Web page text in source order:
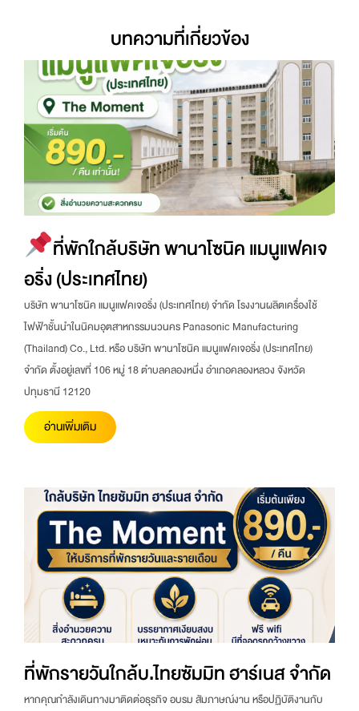
บทความที่เกี่ยวข้อง
ที่พักใกล้บริษัท พานาโซนิค แมนูแฟคเจ
อริ่ง (ประเทศไทย)
บริษัท พานาโซนิค แมนูแฟคเจอริ่ง (ประเทศไทย) จำกัด โรงงานผลิตเครื่องใช้
ไฟฟ้าชั้นนำในนิคมอุตสาหกรรมนวนคร Panasonic Manufacturing
(Thailand) Co., Ltd. หรือ บริษัท พานาโซนิค แมนูแฟคเจอริ่ง (ประเทศไทย)
จำกัด ตั้งอยู่เลขที่ 106 หมู่ 18 ตำบลคลองหนึ่ง อำเภอคลองหลวง จังหวัด
ปทุมธานี 12120
อ่านเพิ่มเติม
ที่พักรายวันใกล้บ.ไทยซัมมิท ฮาร์เนส จำกัด
หากคุณกำลังเดินทางมาติดต่อธุรกิจ อบรม สัมภาษณ์งาน หรือปฏิบัติงานกับ